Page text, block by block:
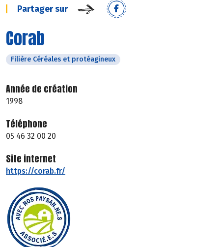
Partager sur
Corab
Filière Céréales et protéagineux
Année de création
1998
Téléphone
05 46 32 00 20
Site internet
https://corab.fr/